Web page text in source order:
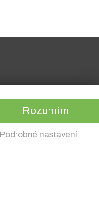
Rozumím
Podrobné nastavení